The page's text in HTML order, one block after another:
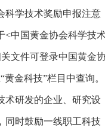
科学技术奖励申报注意
<中国黄金协会科学技
文件可登录中国黄金
黄金科技”栏目中查询。
术研发的企业、研究设
同时鼓励一线职工科技